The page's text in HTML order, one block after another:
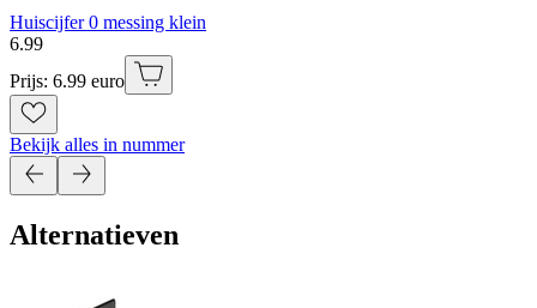
Huiscijfer 0 messing klein
6.99
Prijs: 6.99 euro
Bekijk alles in nummer
Alternatieven